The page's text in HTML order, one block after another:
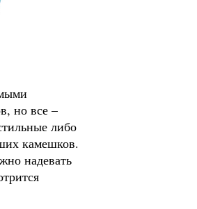
но все –
либо
камешков.
надевать